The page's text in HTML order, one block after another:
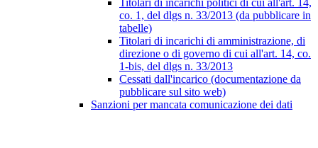
Titolari di incarichi politici di cui all'art. 14,
co. 1, del dlgs n. 33/2013 (da pubblicare in
tabelle)
Titolari di incarichi di amministrazione, di
direzione o di governo di cui all'art. 14, co.
1-bis, del dlgs n. 33/2013
Cessati dall'incarico (documentazione da
pubblicare sul sito web)
Sanzioni per mancata comunicazione dei dati